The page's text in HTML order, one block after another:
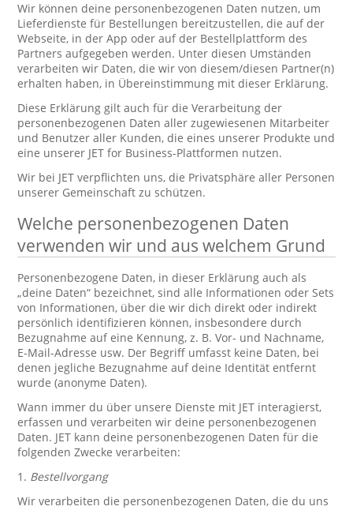
Wir können deine personenbezogenen Daten nutzen, um
Lieferdienste für Bestellungen bereitzustellen, die auf der
Webseite, in der App oder auf der Bestellplattform des
Partners aufgegeben werden. Unter diesen Umständen
verarbeiten wir Daten, die wir von diesem/diesen Partner(n)
erhalten haben, in Übereinstimmung mit dieser Erklärung.
Diese Erklärung gilt auch für die Verarbeitung der
personenbezogenen Daten aller zugewiesenen Mitarbeiter
und Benutzer aller Kunden, die eines unserer Produkte und
eine unserer JET for Business-Plattformen nutzen.
Wir bei JET verpflichten uns, die Privatsphäre aller Personen
unserer Gemeinschaft zu schützen.
Welche personenbezogenen Daten
verwenden wir und aus welchem Grund
Personenbezogene Daten, in dieser Erklärung auch als
„deine Daten“ bezeichnet, sind alle Informationen oder Sets
von Informationen, über die wir dich direkt oder indirekt
persönlich identifizieren können, insbesondere durch
Bezugnahme auf eine Kennung, z. B. Vor- und Nachname,
E-Mail-Adresse usw. Der Begriff umfasst keine Daten, bei
denen jegliche Bezugnahme auf deine Identität entfernt
wurde (anonyme Daten).
Wann immer du über unsere Dienste mit JET interagierst,
erfassen und verarbeiten wir deine personenbezogenen
Daten. JET kann deine personenbezogenen Daten für die
folgenden Zwecke verarbeiten:
1. Bestellvorgang
Wir verarbeiten die personenbezogenen Daten, die du uns